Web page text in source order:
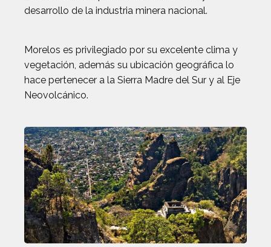
desarrollo de la industria minera nacional.
Morelos es privilegiado por su excelente clima y
vegetación, además su ubicación geográfica lo
hace pertenecer a la Sierra Madre del Sur y al Eje
Neovolcánico.